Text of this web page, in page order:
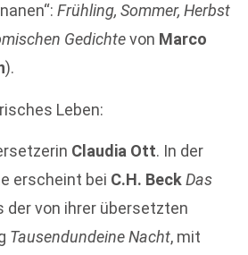
Frühling, Sommer, Herbst
Gedichtevon Marco
).
Leben:
Claudia Ott. In der
erscheint bei C.H. BeckDas
der von ihrer übersetzten
Tausendundeine Nacht, mit